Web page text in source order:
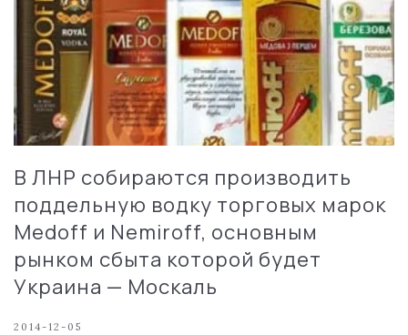
В ЛНР собираются производить
поддельную водку торговых марок
Medoff и Nemiroff, основным
рынком сбыта которой будет
Украина — Москаль
2014-12-05